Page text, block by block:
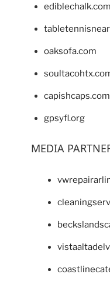
ediblechalk.com
oaksofa.com
capishcaps.com
gpsyfl.org
MEDIA